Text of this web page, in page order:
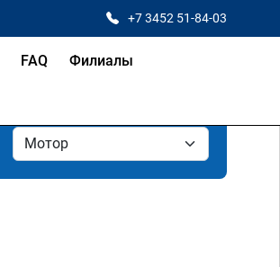
+7 3452 51-84-03
FAQ Филиалы